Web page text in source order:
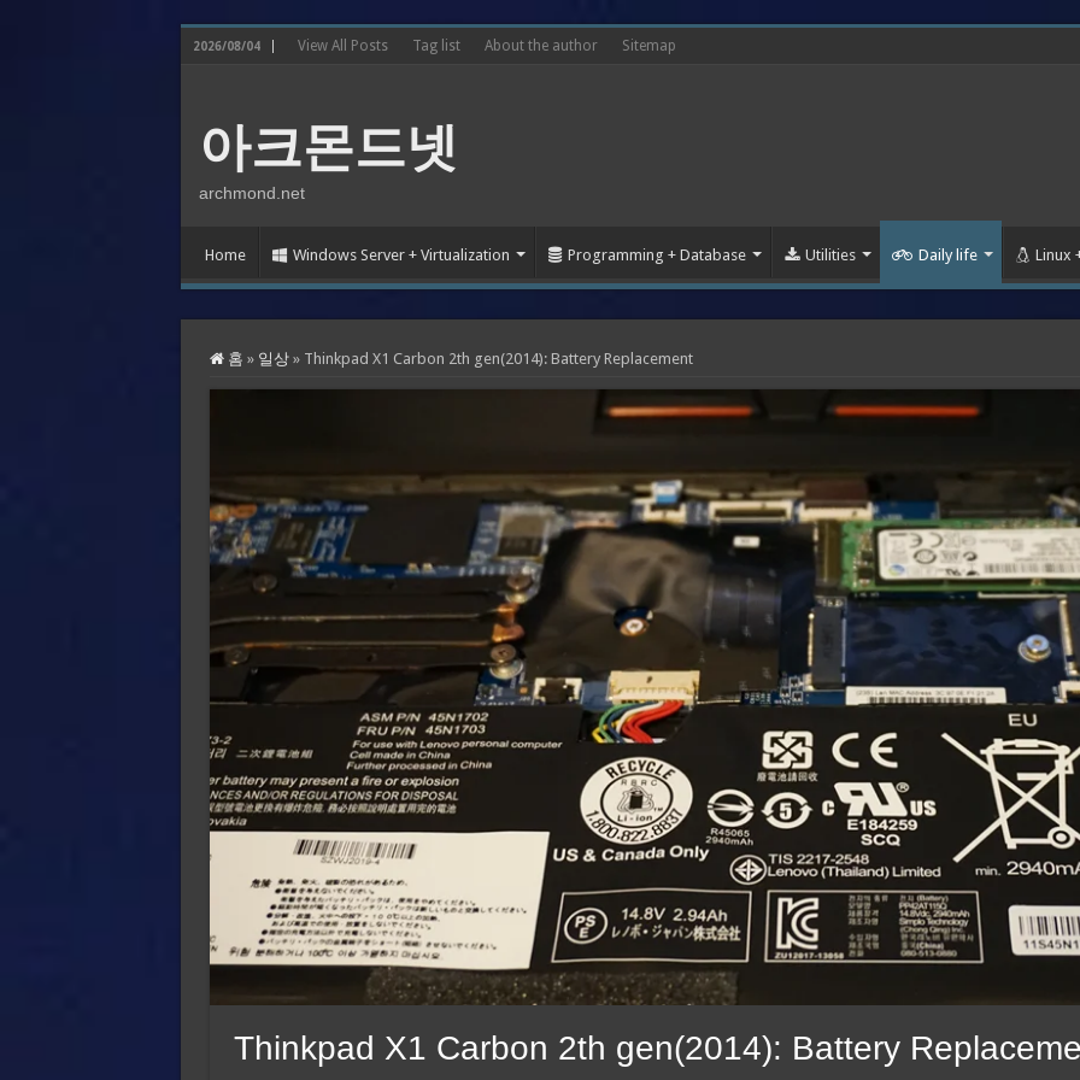
2026/08/04 View All Posts Tag list About the author Sitemap
아크몬드넷
archmond.net
Home Windows Server + Virtualization Programming + Database Utilities Daily life Linux
홈 » 일상 » Thinkpad X1 Carbon 2th gen(2014): Battery Replacement
Thinkpad X1 Carbon 2th gen(2014): Battery